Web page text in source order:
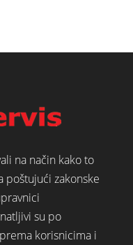
na način kako to
poštujući zakonske
su po
korisnicima i